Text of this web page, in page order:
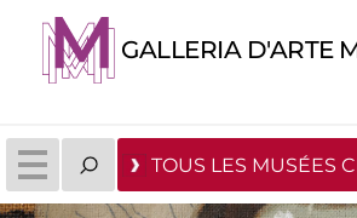
GALLERIA D'ARTE
TOUS LES MUSÉES